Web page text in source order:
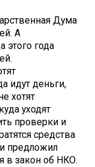
Дума
А
этого года
идут деньги,
хотят
уходят
проверки и
средства
предложил
в закон об НКО.